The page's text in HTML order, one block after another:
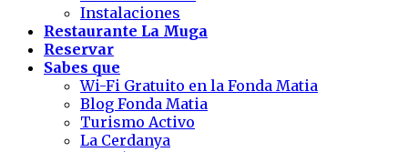
Instalaciones
Restaurante La Muga
Reservar
Sabes que
Wi-Fi Gratuito en la Fonda Matia
Blog Fonda Matia
Turismo Activo
La Cerdanya